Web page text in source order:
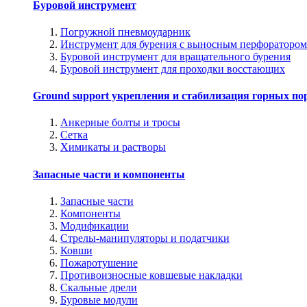
Буровой инструмент
Погружной пневмоударник
Инструмент для бурения с выносным перфоратором
Буровой инструмент для вращательного бурения
Буровой инструмент для проходки восстающих
Ground support укрепления и стабилизация горных
Анкерные болты и тросы
Сетка
Химикаты и растворы
Запасные части и компоненты
Запасные части
Компоненты
Модификации
Стрелы-манипуляторы и податчики
Ковши
Пожаротушение
Противоизносные ковшевые накладки
Скальные дрели
Буровые модули